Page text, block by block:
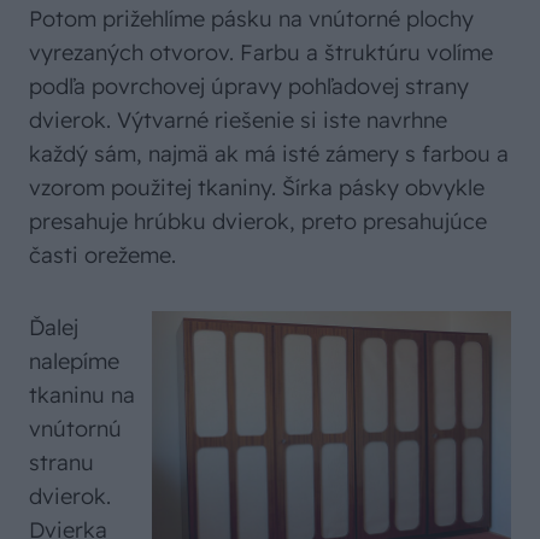
Potom prižehlíme pásku na vnútorné plochy
vyrezaných otvorov. Farbu a štruktúru volíme
podľa povrchovej úpravy pohľadovej strany
dvierok. Výtvarné riešenie si iste navrhne
každý sám, najmä ak má isté zámery s farbou a
vzorom použitej tkaniny. Šírka pásky obvykle
presahuje hrúbku dvierok, preto presahujúce
časti orežeme.
Ďalej
nalepíme
tkaninu na
vnútornú
stranu
dvierok.
Dvierka